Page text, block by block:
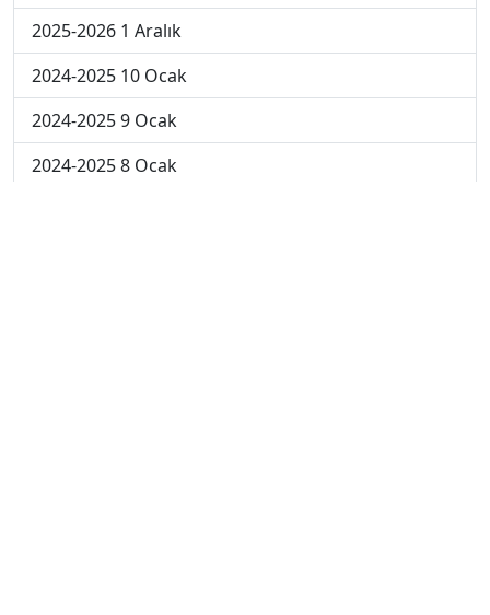
2025-2026 1 Aralık
2024-2025 10 Ocak
2024-2025 9 Ocak
2024-2025 8 Ocak